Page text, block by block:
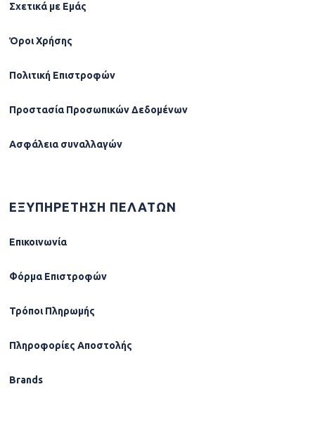
Σχετικά µε Εµάς
Όροι Χρήσης
Πολιτική Επιστροφών
Προστασία Προσωπικών Δεδομένων
Ασφάλεια συναλλαγών
ΕΞΥΠΗΡΕΤΗΣΗ ΠΕΛΑΤΩΝ
Επικοινωνία
Φόρµα Επιστροφών
Τρόποι Πληρωμής
Πληροφορίες Αποστολής
Brands